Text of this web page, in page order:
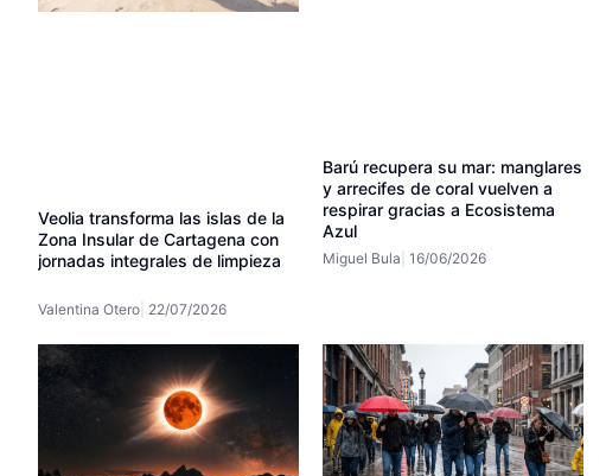
Veolia transforma las islas de la
Zona Insular de Cartagena con
jornadas integrales de limpieza
Valentina Otero 22/07/2026
Barú recupera su mar: manglares
y arrecifes de coral vuelven a
respirar gracias a Ecosistema
Azul
Miguel Bula 16/06/2026